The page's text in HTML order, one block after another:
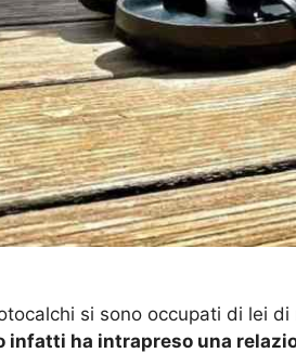
si sono occupati di lei
infatti ha intrapreso una